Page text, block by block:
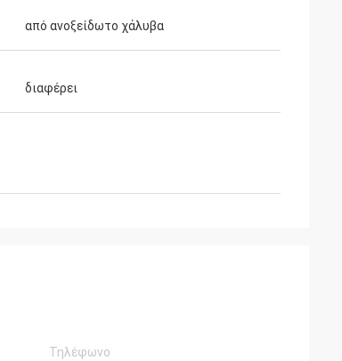
από ανοξείδωτο χάλυβα
διαφέρει